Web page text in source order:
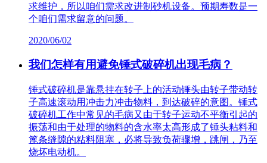
求维护，所以咱们需求改进制砂机设备。预期寿数是一
个咱们需求留意的问题。
2020/06/02
我们怎样有用避免锤式破碎机出现毛病？
锤式破碎机是靠悬挂在转子上的活动锤头由转子带动转
子高速滚动用冲击力冲击物料，到达破碎的意图。锤式
破碎机工作中常见的毛病又由于转子运动不平衡引起的
振荡和由于处理的物料的含水率太高形成了锤头粘料和
篦条缝隙的粘料阻塞，必将导致负荷骤增，跳闸，乃至
烧坏电动机。